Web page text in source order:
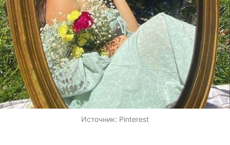
Источник: Pinterest